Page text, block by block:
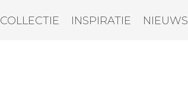
COLLECTIE INSPIRATIE NIEUWS